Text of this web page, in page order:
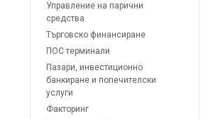
Управление на парични
средства
Търговско финансиране
ПОС терминали
Пазари, инвестиционно
банкиране и попечителски
услуги
Факторинг